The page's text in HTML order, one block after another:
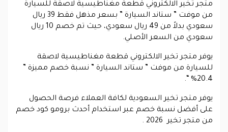
متجر تخير الالكتروني قطعة مغناطيسية لاصقة للسيارة
من موفت ” ستاند السيارة ” بسعر مذهل فقط 39 ريال
سعودي بدلاً من 49 ريال سعودي، حيث تم خصم 10 ريال
سعودي من السعر الأصلي.
يوفر متجر تخير الالكتروني قطعة مغناطيسية لاصقة
للسيارة من موفت ” ستاند السيارة ” نسبة خصم مميزة ”
20.4% “.
يوفر متجر تخير السعودية لكافة العملاء فرصة الحصول
على أفضل نسبة خصم عبر استخدام أحدث برومو كود خصم
من متجر تخير 2026 .